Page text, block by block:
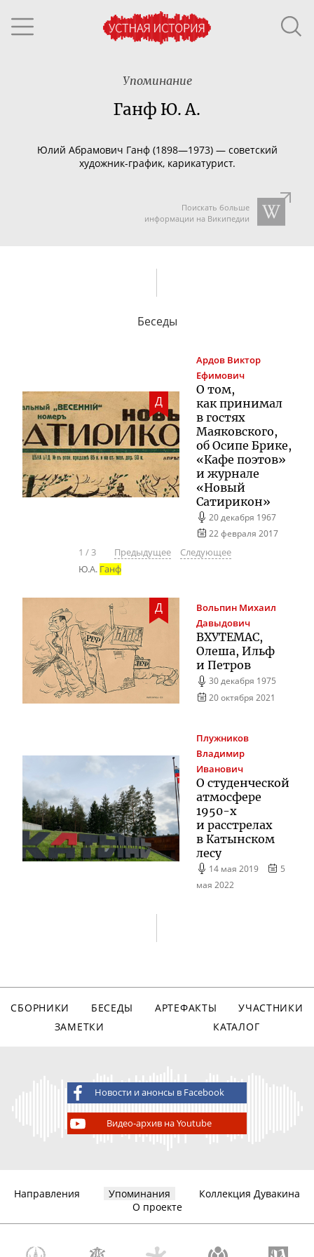
Упоминание
Ганф Ю. А.
Юлий Абрамович Ганф (1898—1973) — советский
художник-график, карикатурист.
Поискать больше
информации на Википедии
Беседы
Д
Ардов Виктор
Ефимович
О том,
как принимал
в гостях
Маяковского,
об Осипе Брике,
«Кафе поэтов»
и журнале
«Новый
Сатирикон»
20 декабря 1967
22 февраля 2017
1 /3 Предыдущее
Следующее
Ю.А. Ганф
Д Вольпин Михаил
Давыдович
ВХУТЕМАС,
Олеша, Ильф
и Петров
30 декабря 1975
20 октября 2021
Плужников
Владимир
Иванович
О студенческой
атмосфере
1950-х
и расстрелах
в Катынском
лесу
14 мая 2019
5
мая 2022
СБОРНИКИ БЕСЕДЫ АРТЕФАКТЫ
УЧАСТНИКИ
ЗАМЕТКИ
КАТАЛОГ
Новости и анонсы в Facebook
Видео-архив на Youtube
Направления Упоминания
Коллекция Дувакина
О проекте